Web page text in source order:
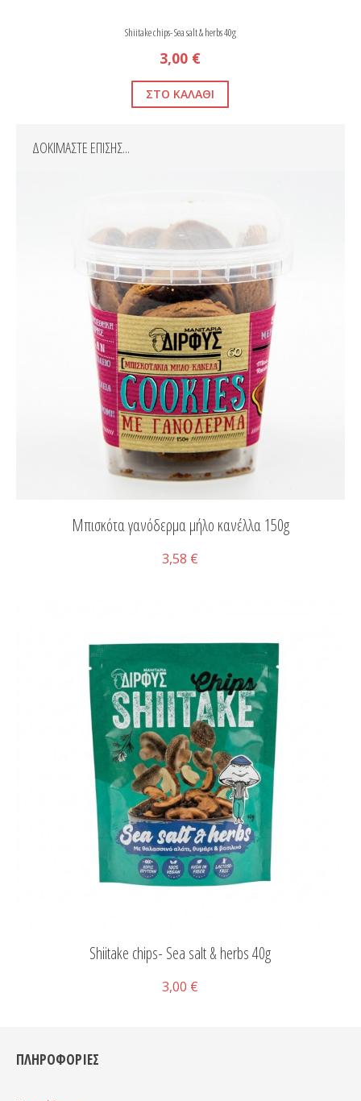
Shiitake chips- Sea salt & herbs 40g
3,00 €
ΔΟΚΙΜΑΣΤΕ ΕΠΙΣΗΣ...
Μπισκότα γανόδερμα μήλο κανέλλα 150g
3,58 €
Shiitake chips- Sea salt & herbs 40g
3,00 €
ΠΛΗΡΟΦΟΡΙΕΣ